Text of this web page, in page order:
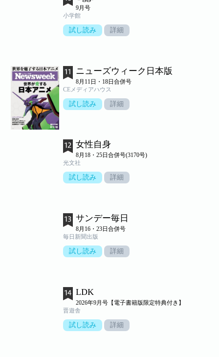
9月号
小学館
試し読み 詳細
ニューズウィーク日本版
8月11日・18日合併号
CEメディアハウス
試し読み 詳細
女性自身
8月18・25日合併号(3170号)
光文社
試し読み 詳細
サンデー毎日
8月16・23日合併号
毎日新聞出版
試し読み 詳細
LDK
2026年9月号【電子書籍版限定特典付き】
晋遊舎
試し読み 詳細